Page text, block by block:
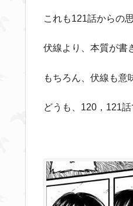
これも121話からの
伏線より、本質が書
もちろん、伏線も意
どうも、120，121